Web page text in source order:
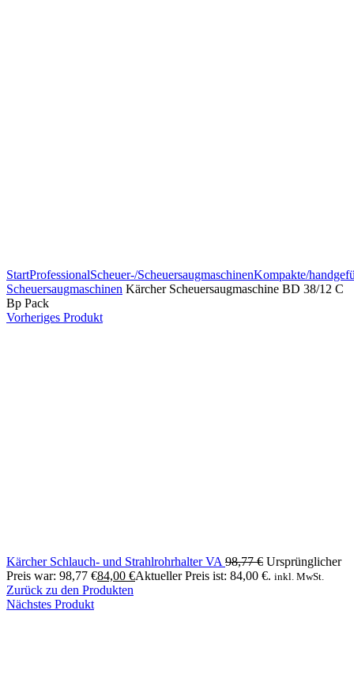
StartProfessionalScheuer-/ScheuersaugmaschinenKompakte/
Scheuersaugmaschinen Kärcher Scheuersaugmaschine BD 38/12 C
Bp Pack
Vorheriges Produkt
Kärcher Schlauch- und Strahlrohrhalter VA 98,77€ Ursprünglicher
Preis war: 98,77 €84,00 €Aktueller Preis ist: 84,00 €. inkl. MwSt.
Zurück zu den Produkten
Nächstes Produkt